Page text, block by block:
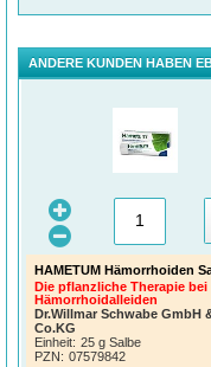
ANDERE KUNDEN HABEN
HAMETUM Hämorrhoiden
Die pflanzliche Therapie bei
Hämorrhoidalleiden
Dr.Willmar Schwabe GmbH
Co.KG
Einheit: 25 g Salbe
PZN: 07579842